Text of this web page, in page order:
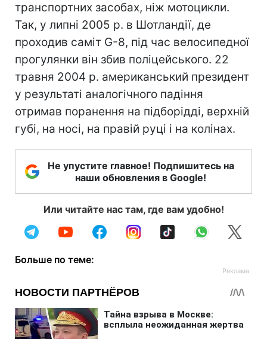
транспортних засобах, ніж мотоцикли.
Так, у липні 2005 р. в Шотландії, де
проходив саміт G-8, під час велосипедної
прогулянки він збив поліцейського. 22
травня 2004 р. американський президент
у результаті аналогічного падіння
отримав поранення на підборідді, верхній
губі, на носі, на правій руці і на колінах.
Не упустите главное! Подпишитесь на
наши обновления в Google!
Или читайте нас там, где вам удобно!
Больше по теме: